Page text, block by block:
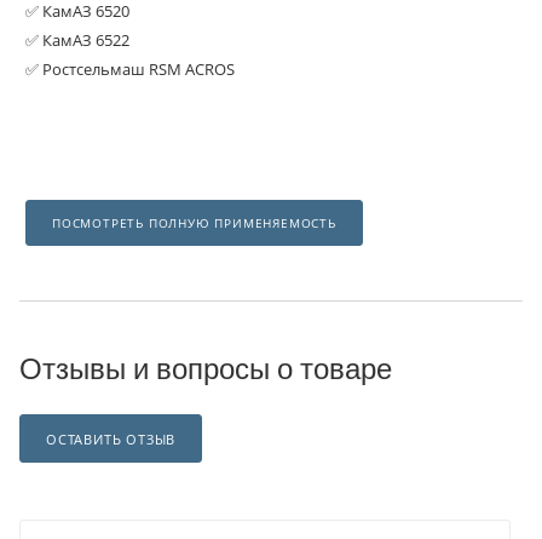
✅ КамАЗ 6520
✅ КамАЗ 6522
✅ Ростсельмаш RSM ACROS
ПОСМОТРЕТЬ ПОЛНУЮ ПРИМЕНЯЕМОСТЬ
Отзывы и вопросы о товаре
ОСТАВИТЬ ОТЗЫВ